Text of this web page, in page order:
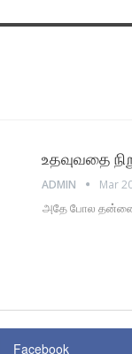
உதவுவதை
ADMIN Mar
அதே போல தன்னை
Facebook